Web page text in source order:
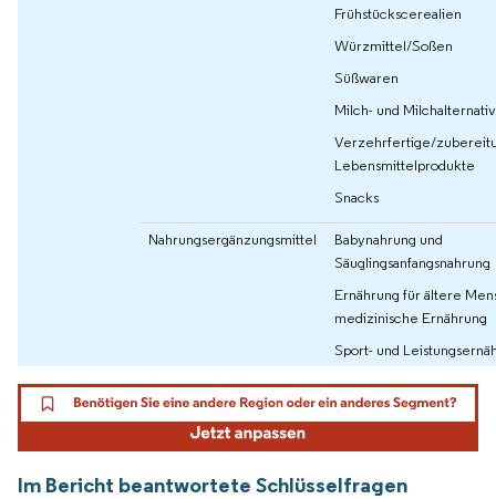
Frühstückscerealien
Würzmittel/Soßen
Süßwaren
Milch- und
Verzehrfertige/
Lebensmittelprodukte
Snacks
Nahrungsergänzungsmittel
Babynahrung und
Säuglingsanfangsnahrung
Ernährung für ältere
medizinische Ernährung
Sport- und
Im Bericht beantwortete Schlüsselfragen